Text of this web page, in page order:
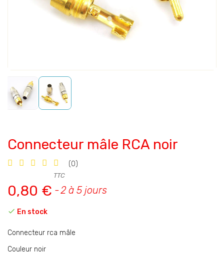
Connecteur mâle RCA noir
(0)
0,80 €
TTC
2 à 5 jours
 En stock
Connecteur rca mâle
Couleur noir